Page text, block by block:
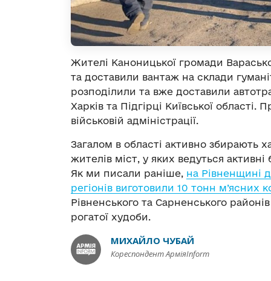
Жителі Каноницької громади
та доставили вантаж на склади
розподілили та вже доставили
Харків та Підгірці Київської
військовій адміністрації.
Загалом в області активно збирають
жителів міст, у яких ведуться
Як ми писали раніше, на Рівненщині
регіонів виготовили 10 тонн м’ясних
Рівненського та Сарненського
рогатої худоби.
МИХАЙЛО ЧУБАЙ
Кореспондент АрміяInform